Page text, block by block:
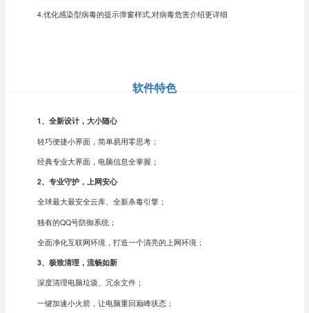
4.优化感染型病毒的提示弹窗样式,对病毒危害介绍更详细
软件特色
1、全新设计，大小随心
轻巧便捷小界面，简单易用零思考；
经典专业大界面，电脑信息全掌握；
2、专业守护，上网安心
全球最大最安全云库、全新杀毒引擎；
独有的QQ号防御系统；
全面净化互联网环境，打造一个清亮的上网环境；
3、极致清理，流畅如新
深度清理电脑垃圾、冗余文件；
一键加速小火箭，让电脑重回巅峰状态；